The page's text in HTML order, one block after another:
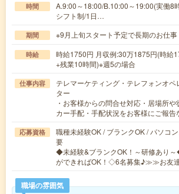
時間
A.9:00～18:00/B.10:00～19:00(実働
シフト制/1日…
期間 ※9月上旬スタート予定で長期のお仕事
時給
時給1750円 月収例:30万1875円(時給
+残業10時間)※週5の場合
仕事内容
テレマーケティング・テレフォンオ
ター
・お客様からの問合せ対応・居場所
カー手配・手配状況をお客様にご報
応募資格
職種未経験OK / ブランクOK / パソコ
要
◆未経験&ブランクOK！～研修あり
ができればOK！◇6名募集♪≫≫お友
職場の雰囲気